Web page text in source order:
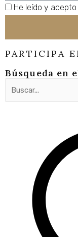
privacidad
He leído y acepto
PARTICIPA
Búsqueda en